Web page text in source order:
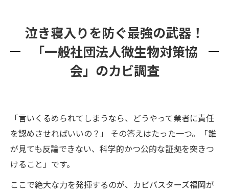
泣き寝入りを防ぐ最強の武器！
「一般社団法人微生物対策協
会」のカビ調査
「言いくるめられてしまうなら、どうやって業者に責任
を認めさせればいいの？」 その答えはたった一つ。「誰
が見ても反論できない、科学的かつ公的な証拠を突きつ
けること」です。
ここで絶大な力を発揮するのが、カビバスターズ福岡が